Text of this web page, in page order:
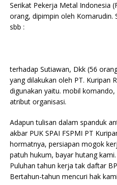
Serikat Pekerja Metal Indonesia
orang, dipimpin oleh Komarudin.
sbb :
terhadap Sutiawan, Dkk (56
yang dilakukan oleh PT. Kuripan
digunakan yaitu. mobil
atribut organisasi.
Adapun tulisan dalam spanduk
akbar PUK SPAI FSPMI PT
hormatnya, persiapan mogok
patuh hukum, bayar hutang kami.
Puluhan tahun kerja tak daftar
Bertahun-tahun mencuri hak kami